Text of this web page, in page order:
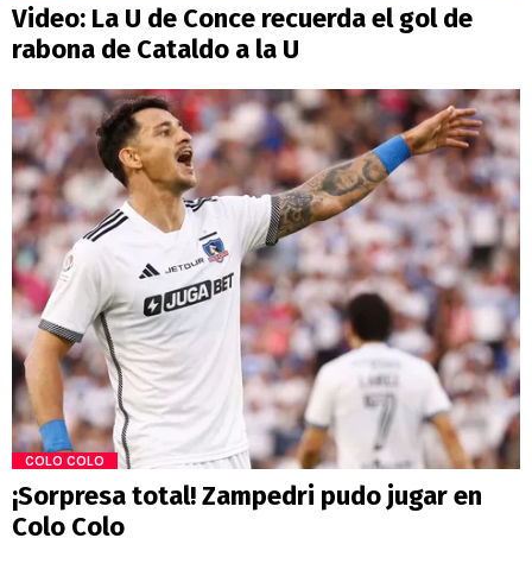
Video: La U de Conce recuerda el gol de
rabona de Cataldo a la U
COLO COLO
¡Sorpresa total! Zampedri pudo jugar en
Colo Colo